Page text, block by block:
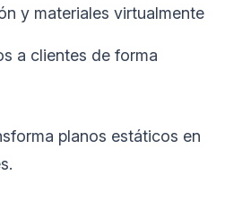
y materiales virtualmente
a clientes de forma
planos estáticos en